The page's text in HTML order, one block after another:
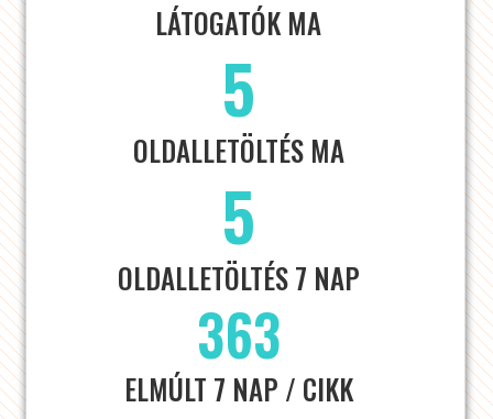
LÁTOGATÓK MA
5
OLDALLETÖLTÉS MA
5
OLDALLETÖLTÉS 7 NAP
363
ELMÚLT 7 NAP / CIKK